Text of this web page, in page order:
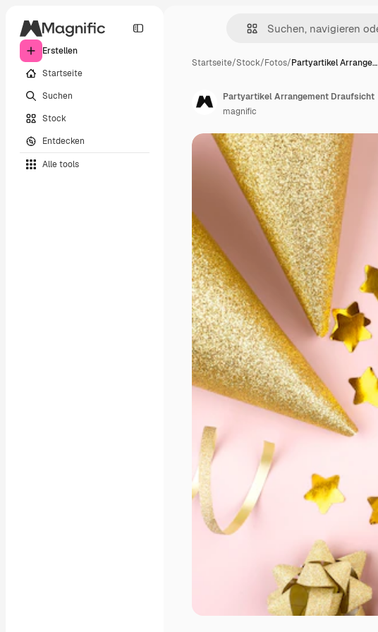
Erstellen
Startseite
Suchen
Stock
Entdecken
Alle tools
Startseite/Stock/Fotos/Partyartikel Arrange…
Partyartikel Arrangement Draufsicht
magnific